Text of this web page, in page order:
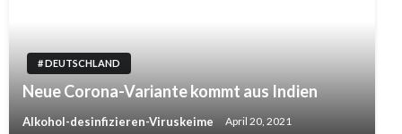
# DEUTSCHLAND
Neue Corona-Variante kommt aus Indien
Alkohol-desinfizieren-Viruskeime April 20, 2021